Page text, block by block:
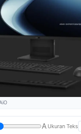
A Ukuran Teks